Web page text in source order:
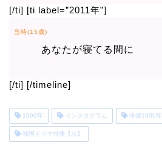
[/ti] [ti label=”2011年”]
当時(15歳)
あなたが寝てる間に
[/ti] [/timeline]
1996年 インスタグラム 俳優1990年
韓国ドラマ俳優【ホ】